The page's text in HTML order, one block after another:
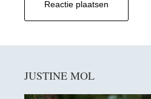
Sidebar
JUSTINE MOL